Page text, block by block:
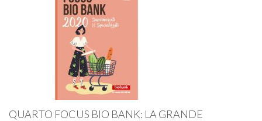
QUARTO FOCUS BIO BANK: LA GRANDE